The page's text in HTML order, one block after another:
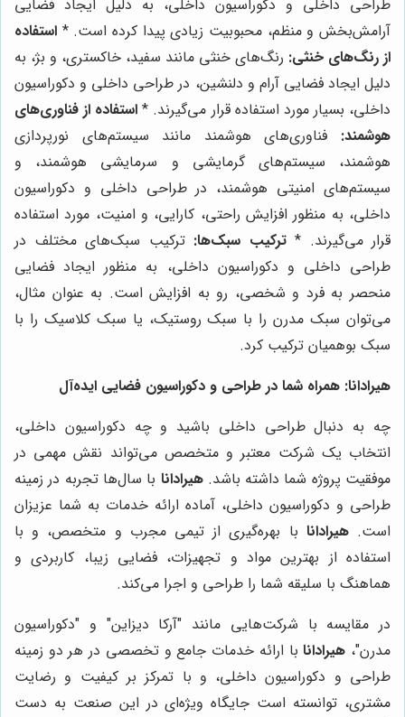
طراحی داخلی و دکوراسیون داخلی، به دلیل ایجاد فضایی
آرامش‌بخش و منظم، محبوبیت زیادی پیدا کرده است. * استفاده
از رنگ‌های خنثی: رنگ‌های خنثی مانند سفید، خاکستری، و بژ، به
دلیل ایجاد فضایی آرام و دلنشین، در طراحی داخلی و دکوراسیون
داخلی، بسیار مورد استفاده قرار می‌گیرند. * استفاده از فناوری‌های
هوشمند: فناوری‌های هوشمند مانند سیستم‌های نورپردازی
هوشمند، سیستم‌های گرمایشی و سرمایشی هوشمند، و
سیستم‌های امنیتی هوشمند، در طراحی داخلی و دکوراسیون
داخلی، به منظور افزایش راحتی، کارایی، و امنیت، مورد استفاده
قرار می‌گیرند. *ترکیب سبک‌ها: ترکیب سبک‌های مختلف در
طراحی داخلی و دکوراسیون داخلی، به منظور ایجاد فضایی
منحصر به فرد و شخصی، رو به افزایش است. به عنوان مثال،
می‌توان سبک مدرن را با سبک روستیک، یا سبک کلاسیک را با
سبک بوهمیان ترکیب کرد.
هیرادانا: همراه شما در طراحی و دکوراسیون فضایی ایده‌آل
چه به دنبال طراحی داخلی باشید و چه دکوراسیون داخلی،
انتخاب یک شرکت معتبر و متخصص می‌تواند نقش مهمی در
موفقیت پروژه شما داشته باشد.هیرادانا با سال‌ها تجربه در زمینه
طراحی و دکوراسیون داخلی، آماده ارائه خدمات به شما عزیزان
است.هیرادانا با بهره‌گیری از تیمی مجرب و متخصص، و با
استفاده از بهترین مواد و تجهیزات، فضایی زیبا، کاربردی و
هماهنگ با سلیقه شما را طراحی و اجرا می‌کند.
در مقایسه با شرکت‌هایی مانند "آرکا دیزاین" و "دکوراسیون
مدرن"، هیرادانابا ارائه خدمات جامع و تخصصی در هر دو زمینه
طراحی و دکوراسیون داخلی، و با تمرکز بر کیفیت و رضایت
مشتری، توانسته است جایگاه ویژه‌ای در این صنعت به دست